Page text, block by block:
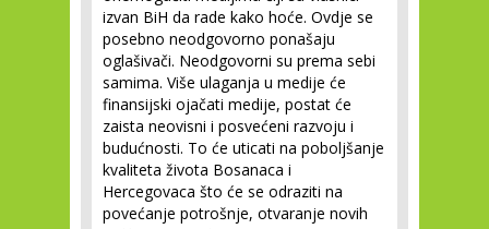
izvan BiH da rade kako hoće. Ovdje se
posebno neodgovorno ponašaju
oglašivači. Neodgovorni su prema sebi
samima. Više ulaganja u medije će
finansijski ojačati medije, postat će
zaista neovisni i posvećeni razvoju i
budućnosti. To će uticati na poboljšanje
kvaliteta života Bosanaca i
Hercegovaca što će se odraziti na
povećanje potrošnje, otvaranje novih